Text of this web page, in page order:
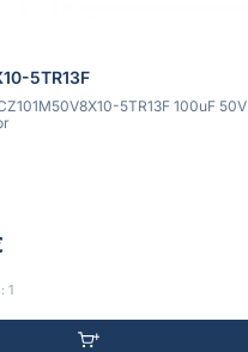
5TR13F
5TR13F 100uF 50V
1